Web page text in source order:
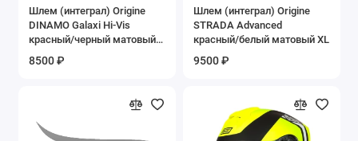
Шлемы
Экипировка
Шлем (интеграл) Origine
DINAMO Galaxi Hi-Vis
красный/черный матовый
8500 ₽
Шлем (интеграл) Origine
STRADA Advanced
красный/белый матовый XL
9500 ₽